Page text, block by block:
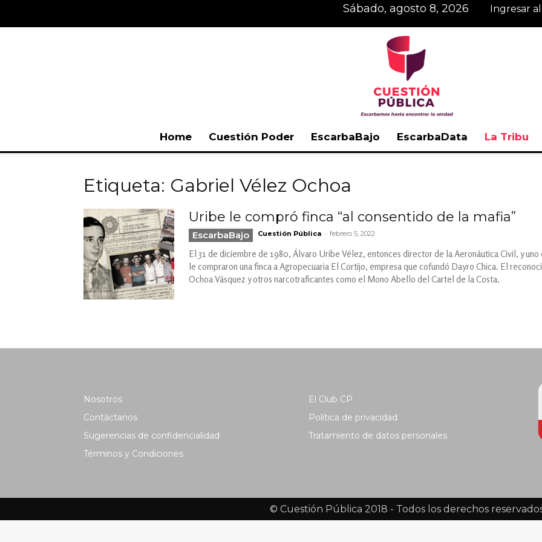
sábado, agosto 8, 2026 Ingresar
Home Cuestión Poder EscarbaBajo EscarbaData La Tribu
Etiqueta: Gabriel Vélez Ochoa
Uribe le compró finca “al consentido de la mafia”
EscarbaBajo Cuestión Pública - febrero 5, 2022
El 31 de diciembre de 1980, Álvaro Uribe Vélez, entonces director de la Aeronáutica Civil, y
le compraron una finca a Agropecuaria El Cortijo, empresa que cofundó Dayro Chica. El
Ochoa Vásquez y otros narcotraficantes como el Mono Abello del Cartel de la Costa.
Nosotros
Contáctanos
Sugerencias de confidencialidad
Términos y Condiciones
El Club CP
Política de privacidad
Tratamiento de datos personales
© Cuestión Pública 2018 - Todos los derechos